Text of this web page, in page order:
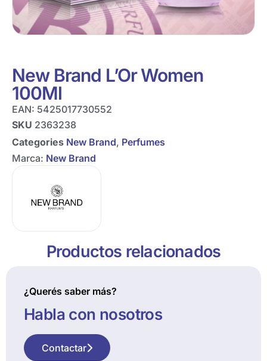
New Brand L’Or Women
100Ml
EAN: 5425017730552
SKU 2363238
Categories New Brand, Perfumes
Marca: New Brand
Productos relacionados
¿Querés saber más?
Habla con nosotros
Contactar